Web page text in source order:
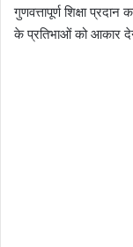
गुणवत्तापूर्ण शिक्षा
के प्रतिभाओं को आकार